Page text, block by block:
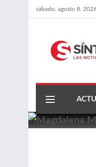
sábado, agosto 8,